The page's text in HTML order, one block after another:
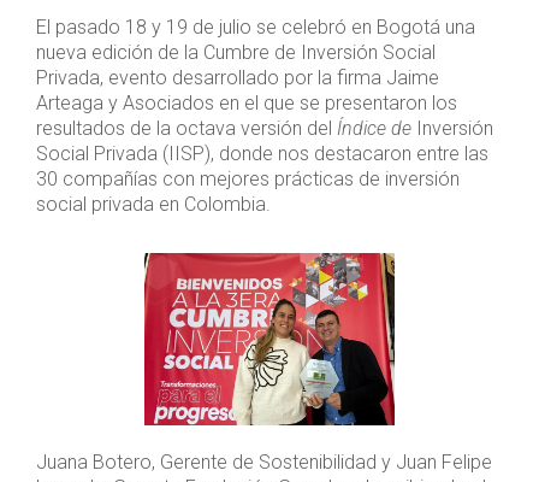
El pasado 18 y 19 de julio se celebró en Bogotá una
nueva edición de la Cumbre de Inversión Social
Privada, evento desarrollado por la firma Jaime
Arteaga y Asociados en el que se presentaron los
resultados de la octava versión del Índice de Inversión
Social Privada (IISP), donde nos destacaron entre las
30 compañías con mejores prácticas de inversión
social privada en Colombia.
Juana Botero, Gerente de Sostenibilidad y Juan Felipe